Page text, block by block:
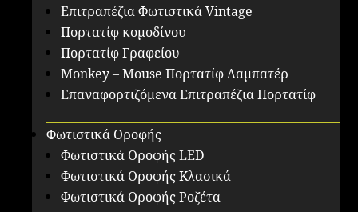
Επιτραπέζια Φωτιστικά Vintage
Πορτατίφ κομοδίνου
Πορτατίφ Γραφείου
Monkey – Mouse Πορτατίφ Λαμπατέρ
Επαναφορτιζόμενα Επιτραπέζια Πορτατίφ
Φωτιστικά Οροφής
Φωτιστικά Οροφής LED
Φωτιστικά Οροφής Κλασικά
Φωτιστικά Οροφής Ροζέτα